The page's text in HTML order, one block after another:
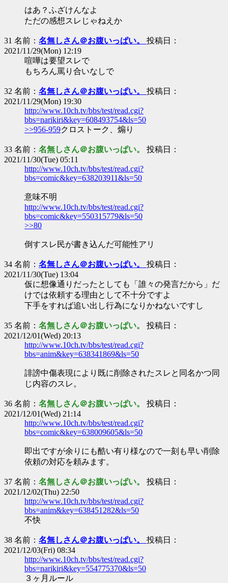
はあ？ふざけんなよ
ただの感想スレじゃねえか
31 名前： 名無しさん＠お腹いっぱい。 投稿日：
2021/11/29(Mon) 12:19
喧嘩は要望スレで
もちろん罵り合いなしで
32 名前： 名無しさん＠お腹いっぱい。 投稿日：
2021/11/29(Mon) 19:30
http://www.10ch.tv/bbs/test/read.cgi?
bbs=narikiri&key=608493754&ls=50
>>956-959クロストーク、煽り
33 名前： 名無しさん＠お腹いっぱい。 投稿日：
2021/11/30(Tue) 05:11
http://www.10ch.tv/bbs/test/read.cgi?
bbs=comic&key=638203911&ls=50
意味不明
http://www.10ch.tv/bbs/test/read.cgi?
bbs=comic&key=550315779&ls=50
>>80
倒すスレ民が書き込んだ可能性アリ
34 名前： 名無しさん＠お腹いっぱい。 投稿日：
2021/11/30(Tue) 13:04
仮に想像通りだったとしても「誰々の発言だから」だ
けでは依頼する理由として不十分ですよ
下手をすれば追い出し行為になりかねないですし
35 名前： 名無しさん＠お腹いっぱい。 投稿日：
2021/12/01(Wed) 20:13
http://www.10ch.tv/bbs/test/read.cgi?
bbs=anim&key=638341869&ls=50
誹謗中傷表現により既に削除されたスレと同名かつ同
じ内容のスレ。
36 名前： 名無しさん＠お腹いっぱい。 投稿日：
2021/12/01(Wed) 21:14
http://www.10ch.tv/bbs/test/read.cgi?
bbs=comic&key=638009605&ls=50
即出ですが余りにも酷い有り様なので一刻も早い削除
依頼の対応を頼みます。
37 名前： 名無しさん＠お腹いっぱい。 投稿日：
2021/12/02(Thu) 22:50
http://www.10ch.tv/bbs/test/read.cgi?
bbs=anim&key=638451282&ls=50
不快
38 名前： 名無しさん＠お腹いっぱい。 投稿日：
2021/12/03(Fri) 08:34
http://www.10ch.tv/bbs/test/read.cgi?
bbs=narikiri&key=554775370&ls=50
３ヶ月ルール